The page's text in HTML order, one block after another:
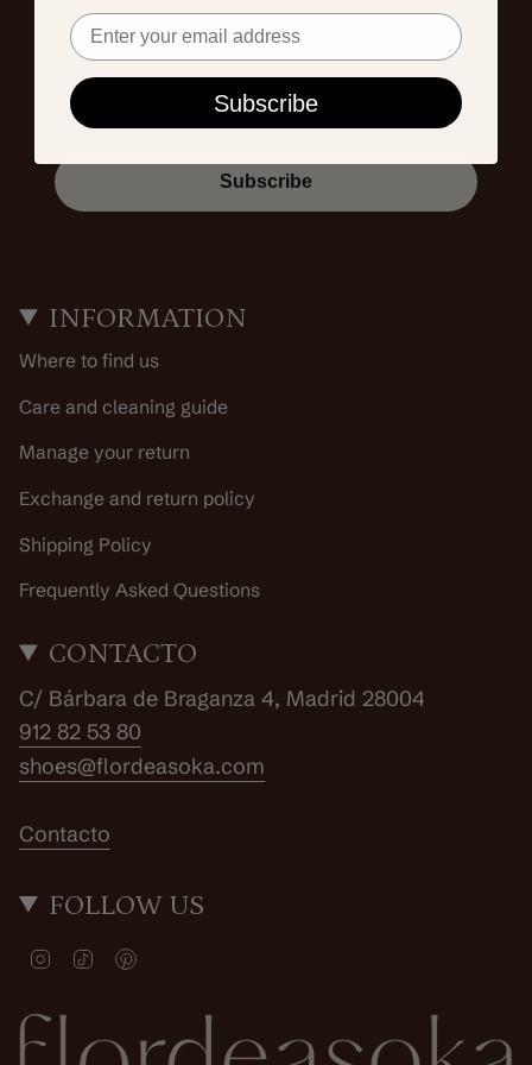
Email
Subscribe
INFORMATION
Where to find us
Care and cleaning guide
Manage your return
Exchange and return policy
Shipping Policy
Frequently Asked Questions
CONTACTO
C/ Bárbara de Braganza 4, Madrid 28004
912 82 53 80
shoes@flordeasoka.com
Contacto
FOLLOW US
o
e
Email
Subscribe